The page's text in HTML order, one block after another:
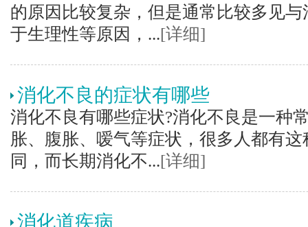
的原因比较复杂，但是通常比较多见
于生理性等原因，...[详细]
消化不良的症状有哪些
消化不良有哪些症状?消化不良是一种
胀、腹胀、嗳气等症状，很多人都有
同，而长期消化不...[详细]
消化道疾病